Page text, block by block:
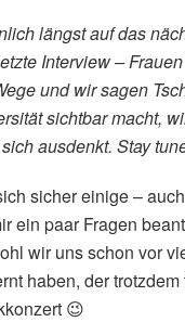
längst auf das
Interview –
und wir sagen
sichtbar macht,
ausdenkt. Stay
sicher einige –
ein paar Fragen
wir uns schon vor
haben, der
😉